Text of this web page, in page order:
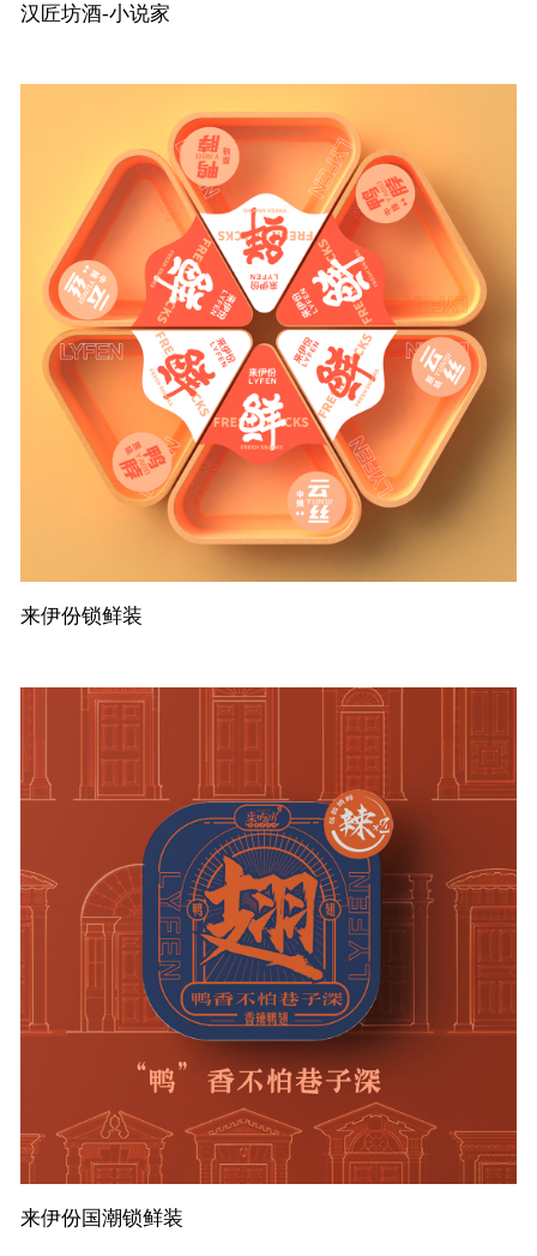
汉匠坊酒-小说家
来伊份锁鲜装
来伊份国潮锁鲜装